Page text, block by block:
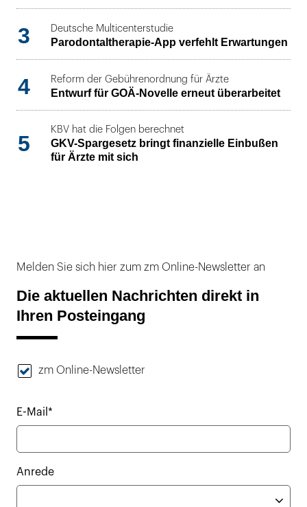
3 Deutsche Multicenterstudie
Parodontaltherapie-App verfehlt Erwartungen
4 Reform der Gebührenordnung für Ärzte
Entwurf für GOÄ-Novelle erneut überarbeitet
5
KBV hat die Folgen berechnet
GKV-Spargesetz bringt finanzielle Einbußen
für Ärzte mit sich
Melden Sie sich hier zum zm Online-Newsletter an
Die aktuellen Nachrichten direkt in
Ihren Posteingang
zm Online-Newsletter
E-Mail*
Anrede